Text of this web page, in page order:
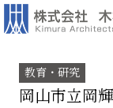
教育・研究
岡山市立岡